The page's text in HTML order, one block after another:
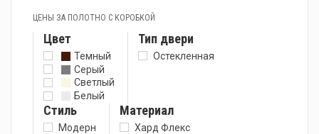
ЦЕНЫ ЗА ПОЛОТНО С КОРОБКОЙ
Цвет
Темный
Серый
Светлый
Белый
Тип двери
Остекленная
Стиль
Модерн
Материал
Хард Флекс